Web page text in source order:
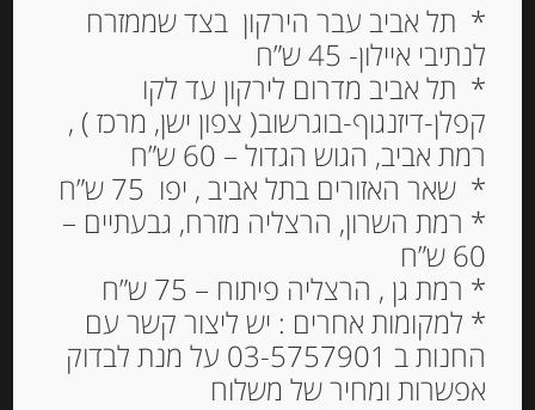
פסטה ביצים מקמח דורום
סמולינה “ספינוסי”
Fettucine
₪27.00
מחיר ל 100 גרם: 10.80 ש"ח
* תל אביב עבר הירקון בצד שממזרח
לנתיבי איילון- 45 ש”ח
* תל אביב מדרום לירקון עד לקו
קפלן-דיזנגוף-בוגרשוב( צפון ישן, מרכז ) ,
רמת אביב, הגוש הגדול – 60 ש”ח
* שאר האזורים בתל אביב , יפו 75 ש”ח
* רמת השרון, הרצליה מזרח, גבעתיים –
60 ש”ח
* רמת גן , הרצליה פיתוח – 75 ש”ח
* למקומות אחרים : יש ליצור קשר עם
החנות ב 03-5757901 על מנת לבדוק
אפשרות ומחיר של משלוח